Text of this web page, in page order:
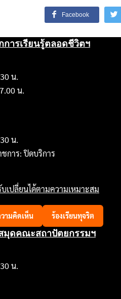
Facebook
การเรียนรู้ตลอดชีวิตฯ
น.
น.
น.
การ: ปิดบริการ
บเปลี่ยนได้ตามความเหมาะสม
ามคิดเห็น ร้องเรียนทุจริต
สมุดคณะสถาปัตยกรรมฯ
น.